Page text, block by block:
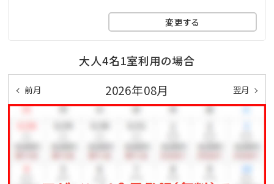
・7/19～8/31 8：00～19：00
※タオル・シャワーは無料でご利用いただけます。
※浮き輪、パラソル等のレンタル有。（有料）
※諸事情により営業日程、時間を変更する場合がござ
います。
◆ アニバーサリーオプション ◆
変更する
大人4名1室利用の場合
前月 2026年08月 翌月